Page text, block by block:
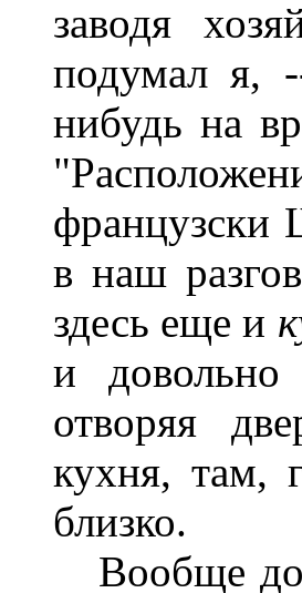
заводя
подумал я,
нибудь на
французски
в наш
здесь еще и
и довольно
отворяя
кухня, там,
близко.
Вообще